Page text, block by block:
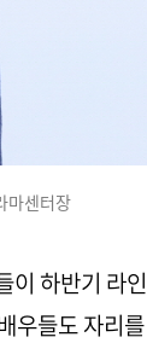
마센터장
하반기 라
우들도 자리